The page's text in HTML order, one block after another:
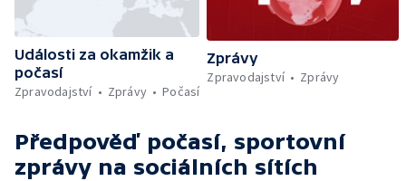
Události za okamžik a
počasí
Zpravodajství
Zprávy Počasí
Zprávy
Zpravodajství
Zprávy
Předpověď počasí, sportovní
zprávy na sociálních sítích